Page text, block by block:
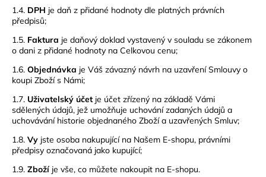
1.4. DPH je daň z přidané hodnoty dle platných právních
předpisů;
1.5. Faktura je daňový doklad vystavený v souladu se zákonem
o dani z přidané hodnoty na Celkovou cenu;
1.6. Objednávka je Váš závazný návrh na uzavření Smlouvy o
koupi Zboží s Námi;
1.7. Uživatelský účet je účet zřízený na základě Vámi
sdělených údajů, jež umožňuje uchování zadaných údajů a
uchovávání historie objednaného Zboží a uzavřených Smluv;
1.8. Vy jste osoba nakupující na Našem E-shopu, právními
předpisy označovaná jako kupující;
1.9. Zbožíje vše, co můžete nakoupit na E-shopu.